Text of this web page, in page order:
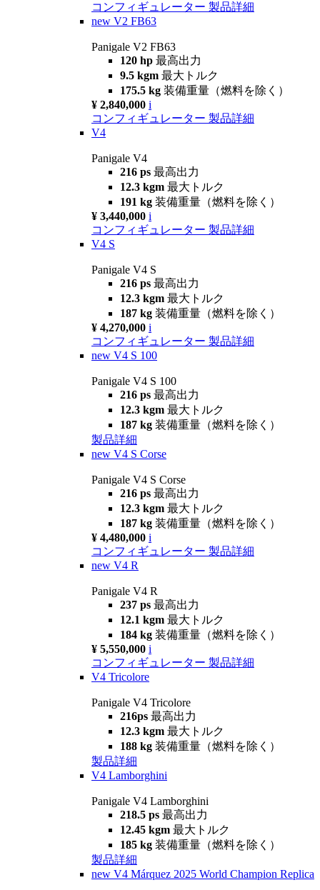
コンフィギュレーター 製品詳細
new V2 FB63
Panigale V2 FB63
120 hp 最高出力
9.5 kgm 最大トルク
175.5 kg 装備重量（燃料を除く）
¥ 2,840,000 i
コンフィギュレーター 製品詳細
V4
Panigale V4
216 ps 最高出力
12.3 kgm 最大トルク
191 kg 装備重量（燃料を除く）
¥ 3,440,000 i
コンフィギュレーター 製品詳細
V4 S
Panigale V4 S
216 ps 最高出力
12.3 kgm 最大トルク
187 kg 装備重量（燃料を除く）
¥ 4,270,000 i
コンフィギュレーター 製品詳細
new V4 S 100
Panigale V4 S 100
216 ps 最高出力
12.3 kgm 最大トルク
187 kg 装備重量（燃料を除く）
製品詳細
new V4 S Corse
Panigale V4 S Corse
216 ps 最高出力
12.3 kgm 最大トルク
187 kg 装備重量（燃料を除く）
¥ 4,480,000 i
コンフィギュレーター 製品詳細
new V4 R
Panigale V4 R
237 ps 最高出力
12.1 kgm 最大トルク
184 kg 装備重量（燃料を除く）
¥ 5,550,000 i
コンフィギュレーター 製品詳細
V4 Tricolore
Panigale V4 Tricolore
216ps 最高出力
12.3 kgm 最大トルク
188 kg 装備重量（燃料を除く）
製品詳細
V4 Lamborghini
Panigale V4 Lamborghini
218.5 ps 最高出力
12.45 kgm 最大トルク
185 kg 装備重量（燃料を除く）
製品詳細
new V4 Márquez 2025 World Champion Replica